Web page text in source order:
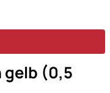
gelb (0,5